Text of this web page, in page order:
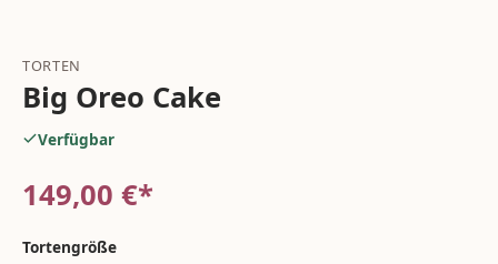
TORTEN
Big Oreo Cake
Verfügbar
149,00 €*
Tortengröße